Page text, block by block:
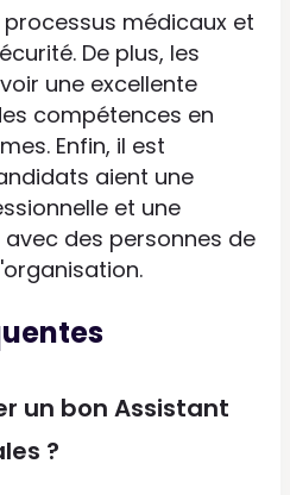
médicaux et
De plus, les
une excellente
compétences en
Enfin, il est
aient une
et une
des personnes de
un bon Assistant
?